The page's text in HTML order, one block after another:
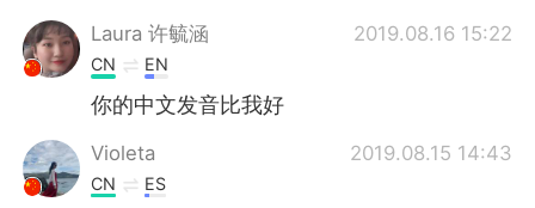
Laura 许毓涵 2019.08.16 15:22
CN EN
你的中文发音比我好
Violeta 2019.08.15 14:43
CN ES